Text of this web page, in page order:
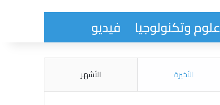
علوم وتكنولوجيا فيديو
الأخيرة الأشهر